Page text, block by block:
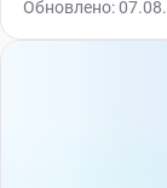
Обновлено: